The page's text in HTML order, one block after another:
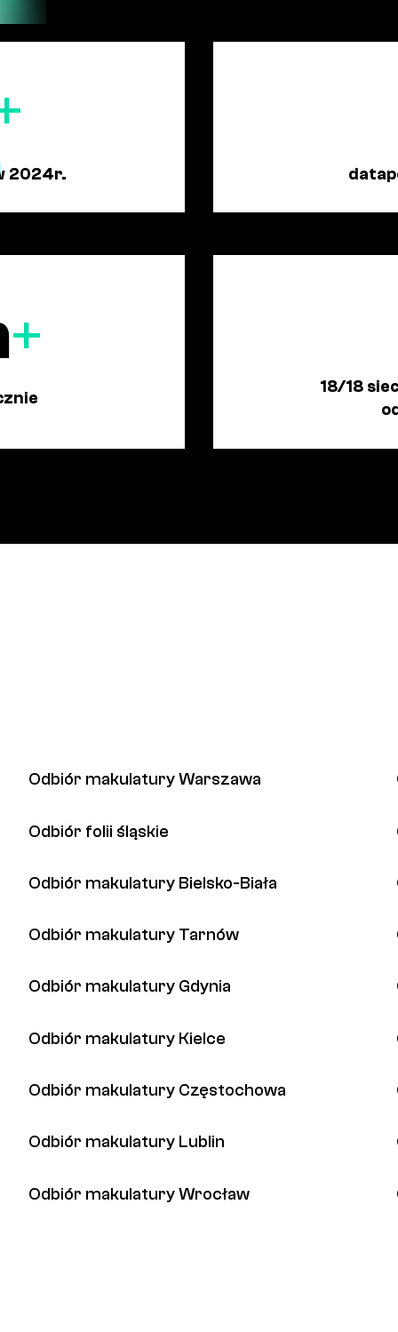
2024r.
+
18/18
Odbiór makulatury Warszawa
Odbiór folii śląskie
Odbiór makulatury Bielsko-Biała
Odbiór makulatury Tarnów
Odbiór makulatury Gdynia
Odbiór makulatury Kielce
Odbiór makulatury Częstochowa
Odbiór makulatury Lublin
Odbiór makulatury Wrocław